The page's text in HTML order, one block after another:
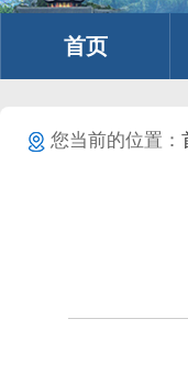
首页
您当前的位置：